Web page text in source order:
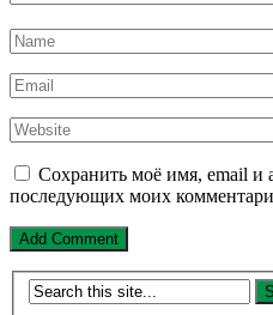
Сохранить моё имя, email и
последующих моих